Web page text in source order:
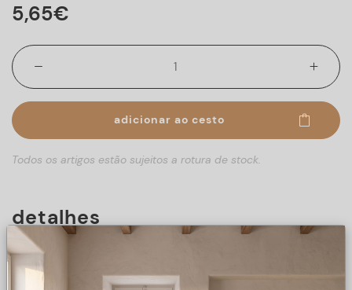
5,65€
adicionar ao cesto
Todos os artigos estão sujeitos a rotura de stock.
detalhes
DESCRIÇÃO